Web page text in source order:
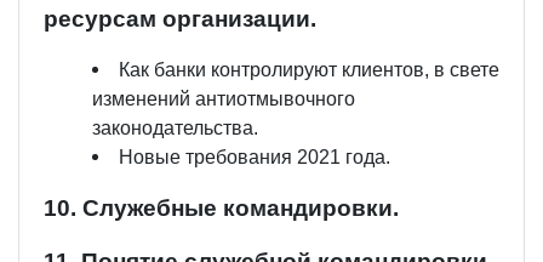
ресурсам организации.
Как банки контролируют клиентов, в свете
изменений антиотмывочного
законодательства.
Новые требования 2021 года.
10. Служебные командировки.